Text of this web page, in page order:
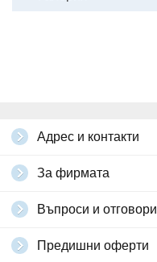
Адрес и контакти
За фирмата
Въпроси и отговори
Предишни оферти